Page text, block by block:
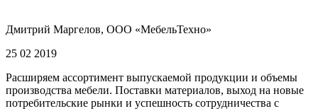
Дмитрий Маргелов, ООО «МебельТехно»
25 02 2019
Расширяем ассортимент выпускаемой продукции и объемы
производства мебели. Поставки материалов, выход на новые
потребительские рынки и успешность сотрудничества с